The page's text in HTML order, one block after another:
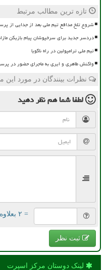
تازه ترین مطالب مرتبط
شروع تلخ مدافع تیم ملی بعد از جدایی از
دردسر جدید برای سرخپوشان پیام بازیکن
تیم ملی ترامپولین در راه ناگویا
واکنش طاهری و ایری به ماجرای حضور در
نظرات بینندگان در مورد
لطفا شما همنظر دهید
= ۲ بعلاوه ۴
ثبت نظر
لینک دوستان مركز اسپرت